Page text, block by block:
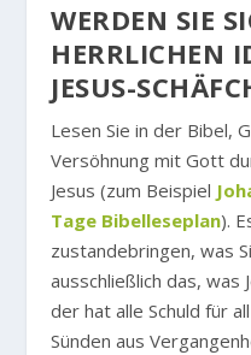
WERDEN SIE
HERRLICHEN
JESUS-
Lesen Sie in der Bibel,
Versöhnung mit Gott
Jesus (zum Beispiel
Tage Bibelleseplan).
zustandebringen, was
ausschließlich das, was
der hat alle Schuld für
Sünden aus